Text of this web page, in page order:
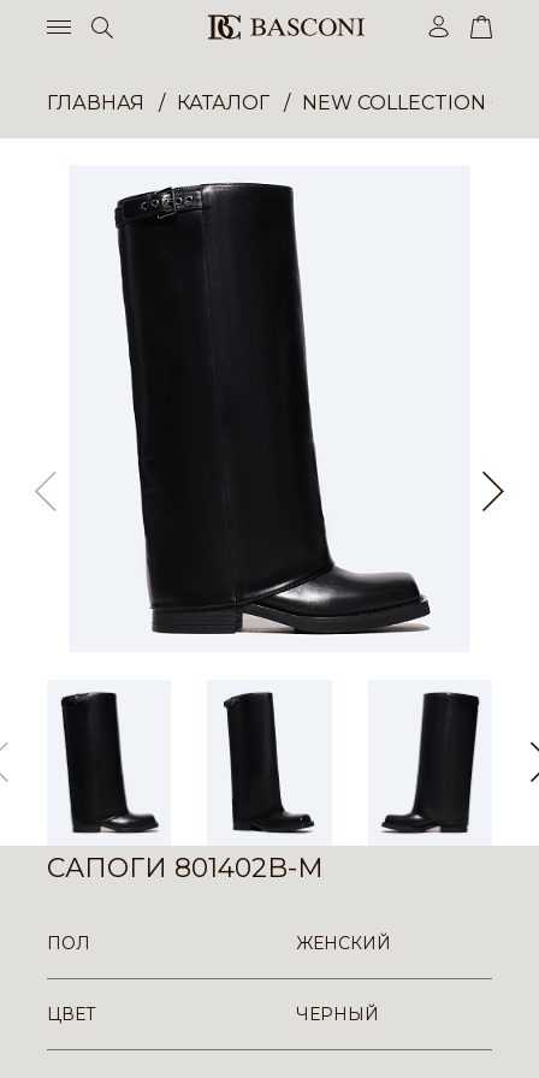
ГЛАВНАЯ КАТАЛОГ NEW COLLECTION
САПОГИ 801402B-M
ПОЛ ЖЕНСКИЙ
ЦВЕТ ЧЕРНЫЙ